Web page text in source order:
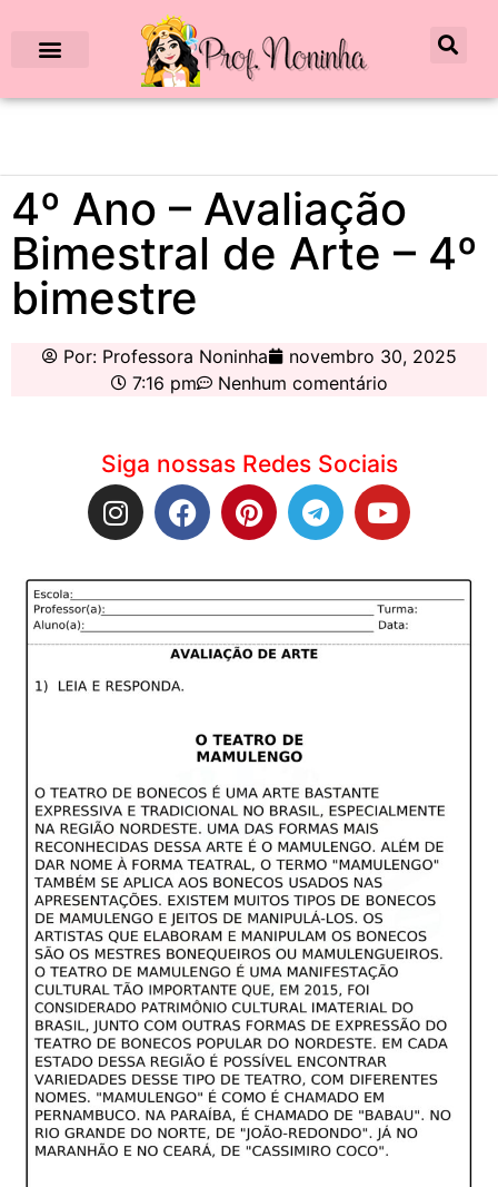
4º Ano – Avaliação
Bimestral de Arte – 4º
bimestre
Por:Professora Noninha
novembro 30, 2025
7:16 pm
Nenhum comentário
Siga nossas Redes Sociais